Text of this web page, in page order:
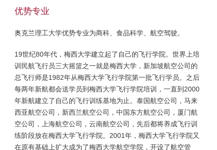
优势专业
奥克兰理工大学优势专业为商科、食品科学、航空驾驶。
19世纪80年代，梅西大学建立起了自己的飞行学院。世界上培
训民航飞行员三大摇篮之一就是梅西大学，新加坡航空公司的
总飞行师是1982年从梅西大学飞行学院第一批飞行学员。之后
每两年新航都会送学员到梅西大学飞行学院培训，一直到2000
年新航建立了自己的飞行训练基地为止。泰国航空公司，马来
西亚航空公司，新西兰航空公司，中国东方航空公司，厦门航
空公司，上海航空公司，云南航空公司，先后都将养成飞行训
练阶段放在梅西大学飞行学院。2001年，梅西大学飞行学院又
在原有基础上扩大成为了梅西大学航空学院，开设了航空管